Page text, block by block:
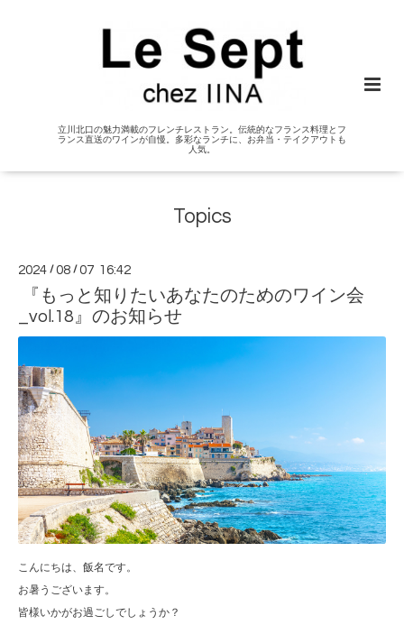
立川北口の魅力満載のフレンチレストラン。伝統的なフランス料理とフ
ランス直送のワインが自慢。多彩なランチに、お弁当・テイクアウトも
人気。
Topics
2024 /08 /07 16:42
『もっと知りたいあなたのためのワイン会
_vol.18』のお知らせ
こんにちは、飯名です。
お暑うございます。
皆様いかがお過ごしでしょうか？